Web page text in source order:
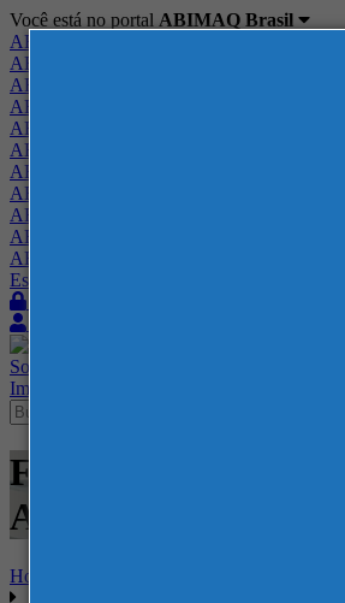
Você está no portal ABIMAQ Brasil
ABIMAQ Brasil
ABIMAQ Minas Gerais
ABIMAQ Norte-Nordeste
ABIMAQ Paraná
ABIMAQ Piracicaba
ABIMAQ Ribeirão Preto
ABIMAQ Rio de Janeiro
ABIMAQ Rio Grande do Sul
ABIMAQ Santa Catarina
ABIMAQ São Paulo
ABIMAQ Vale do Paraíba
Escritório de Relações Governamentais
Sobre
Imprensa
Feiras - FIDAM
Agrícola
Home